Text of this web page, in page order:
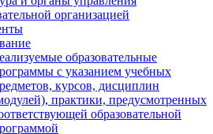
организацией
образовательные
с указанием учебных
курсов, дисциплин
практики, предусмотренных
образовательной